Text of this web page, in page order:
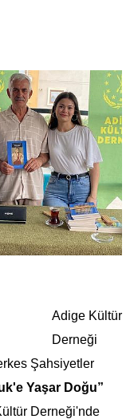
Adige Kültür
Derneği
Şahsiyetler
Yaşar Doğu”
Derneği'nde